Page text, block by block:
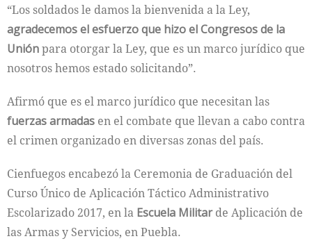
“Los soldados le damos la bienvenida a la Ley,
agradecemos el esfuerzo que hizo el Congresos de la
Uniónpara otorgar la Ley, que es un marco jurídico que
nosotros hemos estado solicitando”.
Afirmó que es el marco jurídico que necesitan las
fuerzas armadas en el combate que llevan a cabo contra
el crimen organizado en diversas zonas del país.
Cienfuegos encabezó la Ceremonia de Graduación del
Curso Único de Aplicación Táctico Administrativo
Escolarizado 2017, en la Escuela Militarde Aplicación de
las Armas y Servicios, en Puebla.